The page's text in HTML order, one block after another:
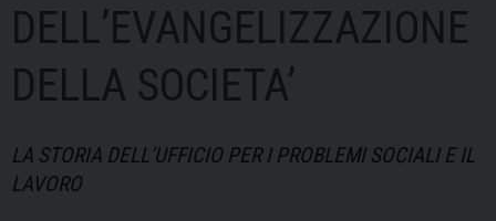
DELL’EVANGELIZZAZIONE
DELLA SOCIETA’
LA STORIA DELL’UFFICIO PER I PROBLEMI SOCIALI E IL
LAVORO